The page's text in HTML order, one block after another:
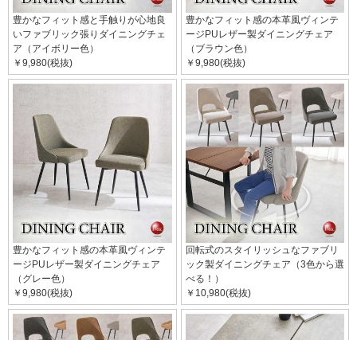
豊かなフィット感と手触りが心地良
いファブリック張りダイニングチェ
ア（アイボリー色）
￥9,980(税抜)
豊かなフィット感の本革風ヴィンテ
ージPUレザー製ダイニングチェア
（ブラウン色）
￥9,980(税抜)
豊かなフィット感の本革風ヴィンテ
ージPUレザー製ダイニングチェア
（グレー色）
￥9,980(税抜)
回転式のスタイリッシュなファブリ
ック製ダイニングチェア（3色から選
べる！）
￥10,980(税抜)